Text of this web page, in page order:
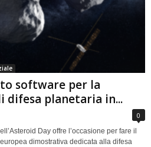
software per la
difesa planetaria in...
0
Day offre l’occasione per fare il
dimostrativa dedicata alla difesa